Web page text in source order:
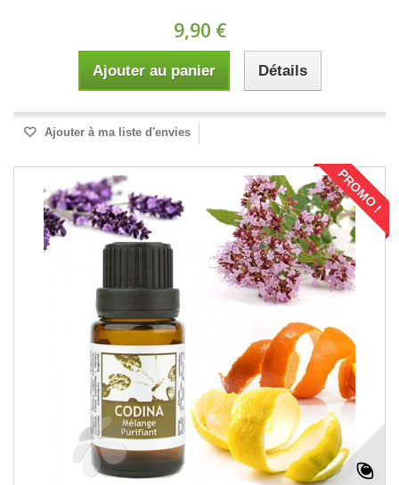
9,90 €
Ajouter au panier Détails
Ajouter à ma liste d'envies
PROMO !